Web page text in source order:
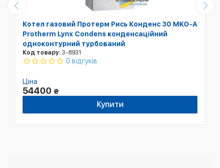
Котел газовий Протерм Рись Конденс 30 MKO-A
Protherm Lynx Condens конденсаційний
одноконтурний турбований
Код товару: 3-8931
0 відгуків
Ціна
54400 ₴
Купити